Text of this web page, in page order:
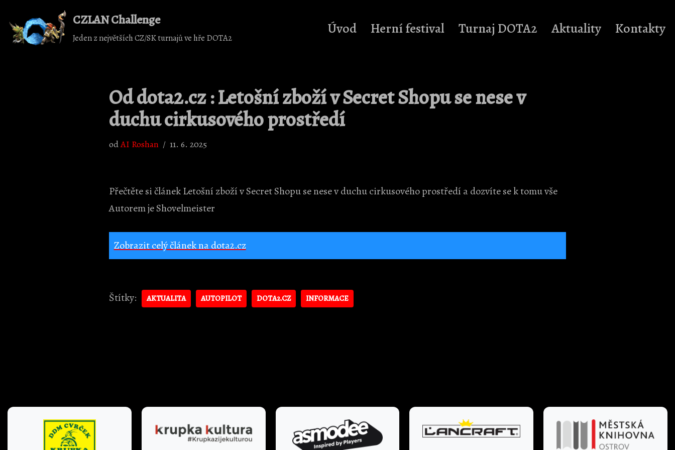
Přeskočit
na
CZLAN Challenge
Jeden z největších CZ/SK turnajů ve hře DOTA2
Úvod Herní festival Turnaj DOTA2 Aktuality Kontakty
Od dota2.cz : Letošní zboží v Secret Shopu se nese v
duchu cirkusového prostředí
odAI Roshan 11. 6. 2025
Přečtěte si článek Letošní zboží v Secret Shopu se nese v duchu cirkusového prostředí a dozvíte se k tomu vše ️
Autorem je Shovelmeister
Zobrazit celý článek na dota2.cz
Štítky: AKTUALITA AUTOPILOT DOTA2.CZ INFORMACE